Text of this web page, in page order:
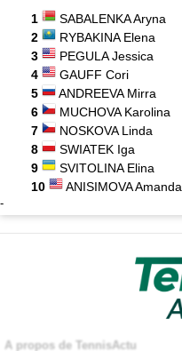
1 SABALENKA Aryna
2
RYBAKINA Elena
3
PEGULA Jessica
4
GAUFF Cori
5
ANDREEVA Mirra
6
MUCHOVA Karolina
7
NOSKOVA Linda
8
SWIATEK Iga
9
SVITOLINA Elina
10
ANISIMOVA Amanda
-
A propos de TennisActu